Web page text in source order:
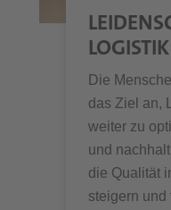
LOGISTIK
Die
das Ziel an,
weiter zu
und
die Qualität
steigern und